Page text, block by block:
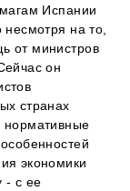
Испании
несмотря на то,
от министров
он
странах
нормативные
экономики
- с ее